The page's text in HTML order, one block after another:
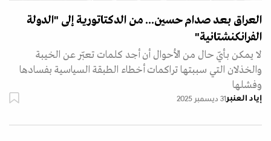
العراق بعد صدام حسين... من الدكتاتورية إلى "الدولة
الفرانكنشتانية"
لا يمكن بأيّ حال من الأحوال أن أجد كلمات تعبّر عن الخيبة
والخذلان التي سببتها تراكمات أخطاء الطبقة السياسية بفسادها
وفشلها
إياد العنبر 31 ديسمبر 2025